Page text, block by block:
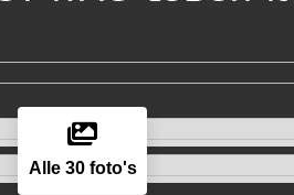
Alle 30 foto's